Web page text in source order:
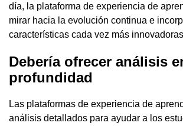
día, la plataforma de experiencia de
mirar hacia la evolución continua e
características cada vez más
Debería ofrecer análisis
profundidad
Las plataformas de experiencia de
análisis detallados para ayudar a los